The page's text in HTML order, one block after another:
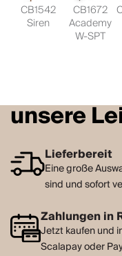
CB1542
Siren
CB1672
Academy
W-SPT
unsere
Lieferbereit
Eine große
sind und sofort
Zahlungen in
Jetzt kaufen und
Scalapay oder